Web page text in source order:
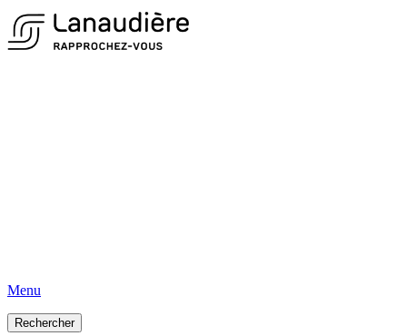
Menu
Rechercher